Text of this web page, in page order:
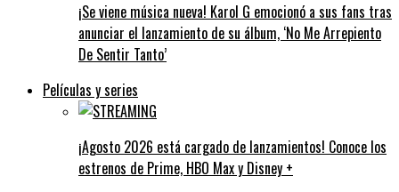
¡Se viene música nueva! Karol G emocionó a sus fans tras
anunciar el lanzamiento de su álbum, ‘No Me Arrepiento
De Sentir Tanto’
Películas y series
¡Agosto 2026 está cargado de lanzamientos! Conoce los
estrenos de Prime, HBO Max y Disney +